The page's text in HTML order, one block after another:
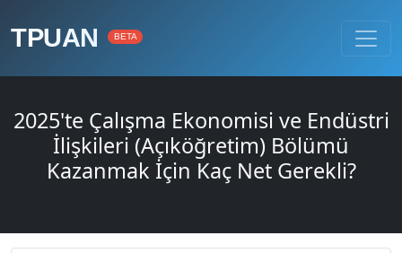
TPUAN BETA
2025'te Çalışma Ekonomisi ve Endüstri
İlişkileri (Açıköğretim) Bölümü
Kazanmak İçin Kaç Net Gerekli?